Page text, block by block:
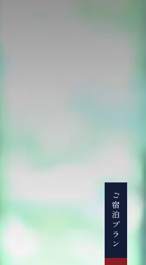
ご宿泊プラン
お部屋か
【本館】
【別館】